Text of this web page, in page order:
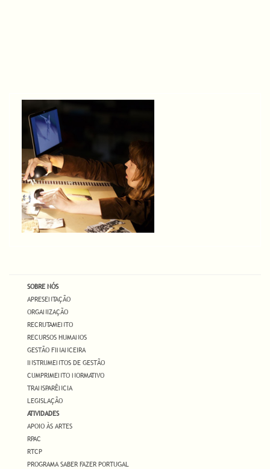
SOBRE NÓS
APRESENTAÇÃO
ORGANIZAÇÃO
RECRUTAMENTO
RECURSOS HUMANOS
GESTÃO FINANCEIRA
INSTRUMENTOS DE GESTÃO
CUMPRIMENTO NORMATIVO
TRANSPARÊNCIA
LEGISLAÇÃO
ATIVIDADES
APOIO ÀS ARTES
RPAC
RTCP
PROGRAMA SABER FAZER PORTUGAL